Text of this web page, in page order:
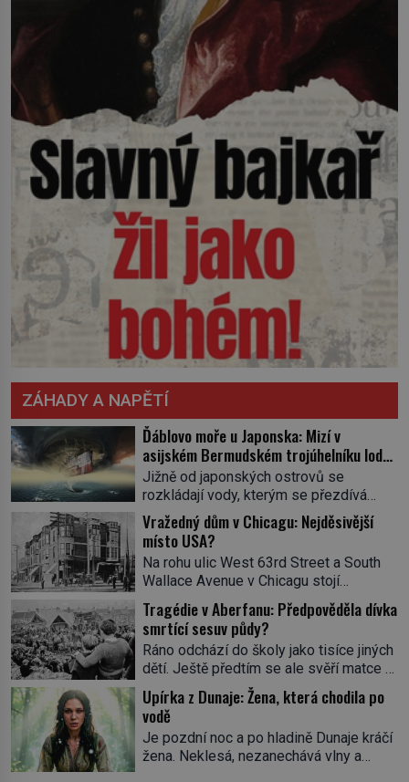
ZÁHADY A NAPĚTÍ
Ďáblovo moře u Japonska: Mizí v
asijském Bermudském trojúhelníku lodě
ve spárech neznámé síly?
Jižně od japonských ostrovů se
rozkládají vody, kterým se přezdívá
Ďáblovo moře. Vypráví se o lodích
mizejících beze stopy, podivných
světlech, zrádných proudech i mořských
dracích, kteří měli tyto končiny střežit už
v dávných legendách. Je tichomořský
Dračí trojúhelník skutečně prokletým
místem, nebo se zde jen nebezpečná
příroda proměnila v jednu z
nejpůsobivějších námořních záhad? […]
Vražedný dům v Chicagu: Nejděsivější
místo USA?
Na rohu ulic West 63rd Street a South
Wallace Avenue v Chicagu stojí
nenápadná pošta. Nemá žádný speciální
nápis ani pamětní desku. A přesto prý
místní zaměstnanci neradi chodí do
sklepa. Právě tady totiž sídlil sériový
vrah H. H. Holmes a také
nejpropracovanější past na lidi
v dějinách americké kriminalistiky.
Herman Webster Mudgett (1861–1896)
přijíždí […]
Tragédie v Aberfanu: Předpověděla dívka
smrtící sesuv půdy?
Ráno odchází do školy jako tisíce jiných
dětí. Ještě předtím se ale svěří matce s
podivným snem. Ve škole, kterou dobře
zná, tentokrát nevidí budovu ani
spolužáky. Místo nich se před ní tyčí
cosi temného. O několik hodin později je
mrtvá. Mohla devítiletá Zahlédla vlastní
Upírka z Dunaje: Žena, která chodila po
vodě
Je pozdní noc a po hladině Dunaje kráčí
žena. Neklesá, nezanechává vlny a